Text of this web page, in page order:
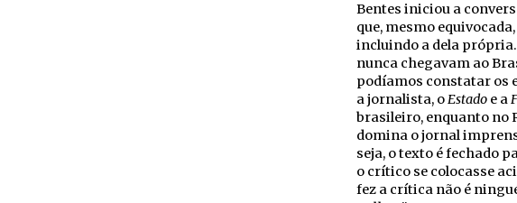
Bentes iniciou a
que, mesmo
incluindo a dela
nunca chegavam ao
podíamos constatar os
a jornalista, oEstadoe a
brasileiro, enquanto no
domina o jornal
seja, o texto é fechado
o crítico se colocasse
fez a crítica não é